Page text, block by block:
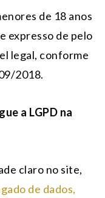
de 18 anos
expresso de pelo
legal, conforme
2018.
a LGPD na
claro no site,
de dados,